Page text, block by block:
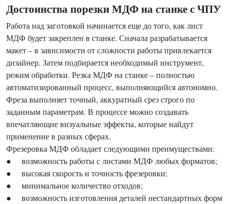
Достоинства порезки МДФ на станке с ЧПУ
Работа над заготовкой начинается еще до того, как лист
МДФ будет закреплен в станке. Сначала разрабатывается
макет – в зависимости от сложности работы привлекается
дизайнер. Затем подбирается необходимый инструмент,
режим обработки. Резка МДФ на станке – полностью
автоматизированный процесс, выполняющийся автономно.
Фреза выполняет точный, аккуратный срез строго по
заданным параметрам. В процессе можно создавать
впечатляющие визуальные эффекты, которые найдут
применение в разных сферах.
Фрезеровка МДФ обладает следующими преимуществами:
● возможность работы с листами МДФ любых форматов;
● высокая скорость и точность фрезеровки;
● минимальное количество отходов;
● возможность изготовления деталей нестандартных форм